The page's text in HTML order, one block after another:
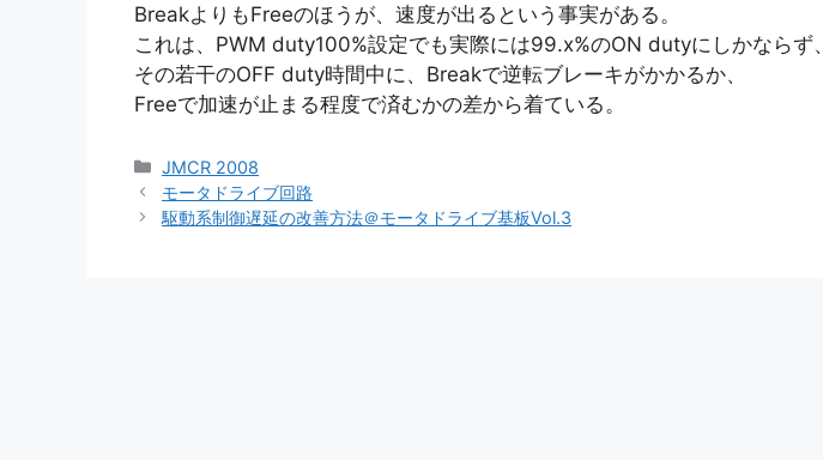
BreakよりもFreeのほうが、速度が出るという事実がある。
これは、PWM duty100%設定でも実際には99.x%のON dutyにしかならず、
その若干のOFF duty時間中に、Breakで逆転ブレーキがかかるか、
Freeで加速が止まる程度で済むかの差から着ている。
カ
テ
ゴ
JMCR 2008
モータドライブ回路
駆動系制御遅延の改善方法＠モータドライブ基板Vol.3